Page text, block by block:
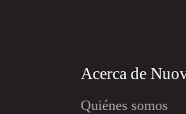
Acerca de
Quiénes somos